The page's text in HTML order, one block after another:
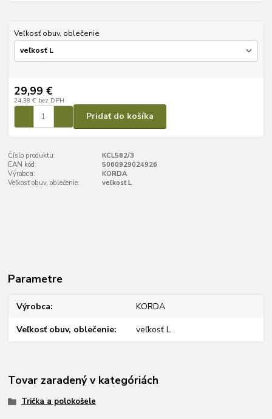
Veľkosť obuv, oblečenie
29,99 €
24,38 € bez DPH
Pridať do košíka
Číslo produktu:
KCL582/3
EAN kód:
5060929024926
Výrobca:
KORDA
Veľkosť obuv, oblečenie:
veľkosť L
Parametre
Výrobca KORDA
Veľkosť obuv, oblečenie veľkosť L
Tovar zaradený v kategóriách
Trička a polokošele